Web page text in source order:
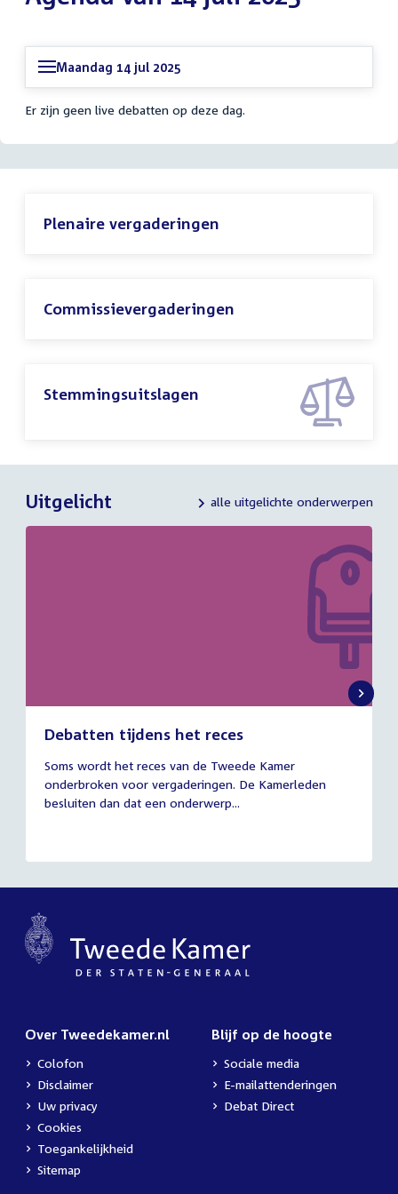
Maandag 14 jul 2025
Er zijn geen live debatten op deze dag.
Plenaire vergaderingen
Commissievergaderingen
Stemmingsuitslagen
Uitgelicht alle uitgelichte onderwerpen
Debatten tijdens het reces
juli
2026
Soms wordt het reces van de Tweede Kamer
onderbroken voor vergaderingen. De Kamerleden
besluiten dan dat een onderwerp...
Over Tweedekamer.nl
Colofon
Disclaimer
Uw privacy
Cookies
Toegankelijkheid
Sitemap
Blijf op de hoogte
Sociale media
E-mailattenderingen
Debat Direct